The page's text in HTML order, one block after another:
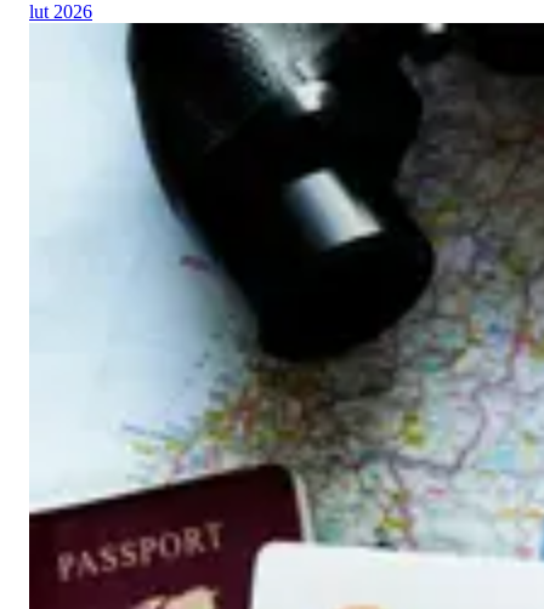
lut 2026